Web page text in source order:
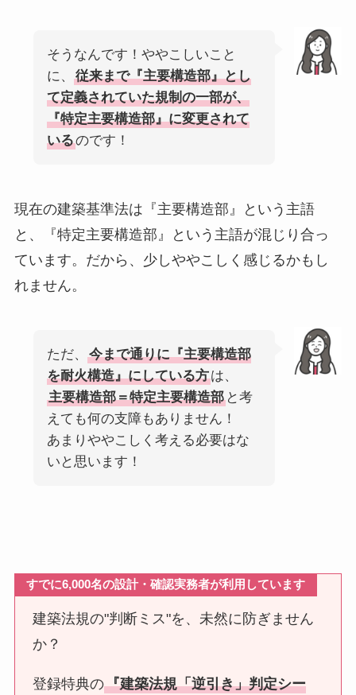
そうなんです！ややこしいこと
に、
従来まで『主要構造部』とし
て定義されていた規制の一部が、
『特定主要構造部』に変更されて
いるのです！
現在の建築基準法は『主要構造部』という主語
と、『特定主要構造部』という主語が混じり合っ
ています。だから、少しややこしく感じるかもし
れません。
ただ、
今まで通りに『主要構造部
を耐火構造』にしている方は、
主要構造部＝特定主要構造部と考
えても何の支障もありません！
あまりややこしく考える必要はな
いと思います！
すでに6,000名の設計・確認実務者が利用しています
建築法規の"判断ミス"を、未然に防ぎません
か？
登録特典の『建築法規「逆引き」判定シー